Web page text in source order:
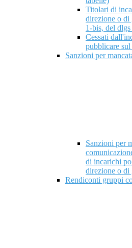
Titolari di
direzione o di
1-bis, del
Cessati
pubblicare
Sanzioni per
Sanzioni per
di incarichi
direzione o di
Rendiconti gruppi